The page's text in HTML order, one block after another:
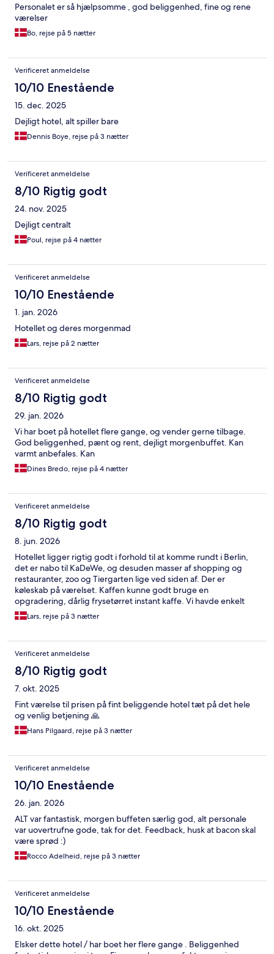
Personalet er så hjælpsomme , god beliggenhed, fine og rene
værelser
Bo, rejse på 5 nætter
Verificeret anmeldelse
10/10 Enestående
15. dec. 2025
Dejligt hotel, alt spiller bare
Dennis Boye, rejse på 3 nætter
Verificeret anmeldelse
8/10 Rigtig godt
24. nov. 2025
Dejligt centralt
Poul, rejse på 4 nætter
Verificeret anmeldelse
10/10 Enestående
1. jan. 2026
Hotellet og deres morgenmad
Lars, rejse på 2 nætter
Verificeret anmeldelse
8/10 Rigtig godt
29. jan. 2026
Vi har boet på hotellet flere gange, og vender gerne tilbage.
God beliggenhed, pænt og rent, dejligt morgenbuffet. Kan
varmt anbefales. Kan
Dines Bredo, rejse på 4 nætter
Verificeret anmeldelse
8/10 Rigtig godt
8. jun. 2026
Hotellet ligger rigtig godt i forhold til at komme rundt i Berlin,
det er nabo til KaDeWe, og desuden masser af shopping og
restauranter, zoo og Tiergarten lige ved siden af. Der er
køleskab på værelset. Kaffen kunne godt bruge en
opgradering, dårlig frysetørret instant kaffe. Vi havde enkelt
senge, de kunne godt have været bredere.
Lars, rejse på 3 nætter
Verificeret anmeldelse
8/10 Rigtig godt
7. okt. 2025
Fint værelse til prisen på fint beliggende hotel tæt på det hele
og venlig betjening 🙏
Hans Pilgaard, rejse på 3 nætter
Verificeret anmeldelse
10/10 Enestående
26. jan. 2026
ALT var fantastisk, morgen buffeten særlig god, alt personale
var uovertrufne gode, tak for det. Feedback, husk at bacon skal
være sprød :)
Rocco Adelheid, rejse på 3 nætter
Verificeret anmeldelse
10/10 Enestående
16. okt. 2025
Elsker dette hotel / har boet her flere gange . Beliggenhed